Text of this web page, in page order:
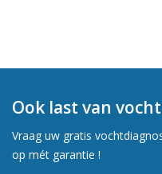
Ook last van
Vraag uw gratis
op mét garantie !